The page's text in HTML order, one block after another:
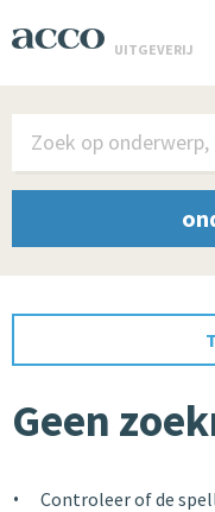
UITGEVERIJ
Geen
Controleer of de